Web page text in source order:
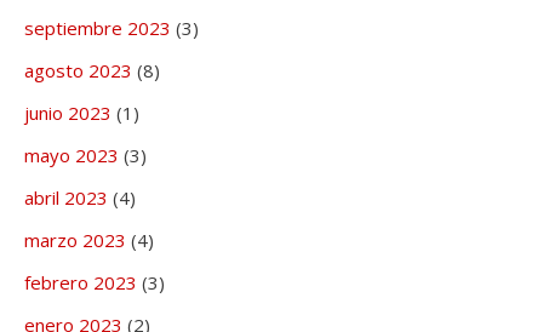
septiembre 2023 (3)
agosto 2023 (8)
junio 2023 (1)
mayo 2023 (3)
abril 2023 (4)
marzo 2023 (4)
febrero 2023 (3)
enero 2023 (2)